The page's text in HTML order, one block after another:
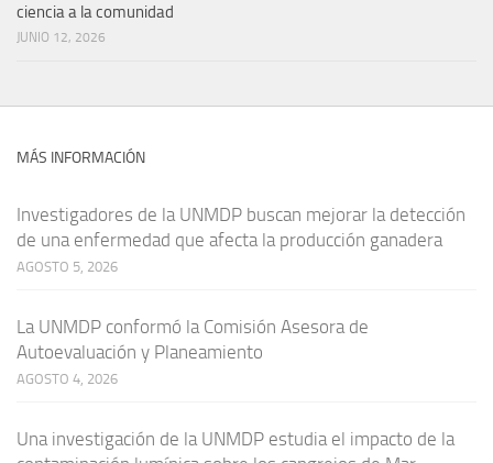
ciencia a la comunidad
JUNIO 12, 2026
MÁS INFORMACIÓN
Investigadores de la UNMDP buscan mejorar la detección
de una enfermedad que afecta la producción ganadera
AGOSTO 5, 2026
La UNMDP conformó la Comisión Asesora de
Autoevaluación y Planeamiento
AGOSTO 4, 2026
Una investigación de la UNMDP estudia el impacto de la